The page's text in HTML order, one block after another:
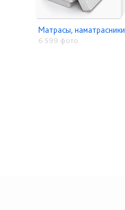
Матрасы, наматрасники
6 599 фото